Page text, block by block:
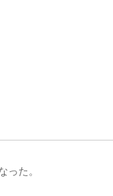
った。